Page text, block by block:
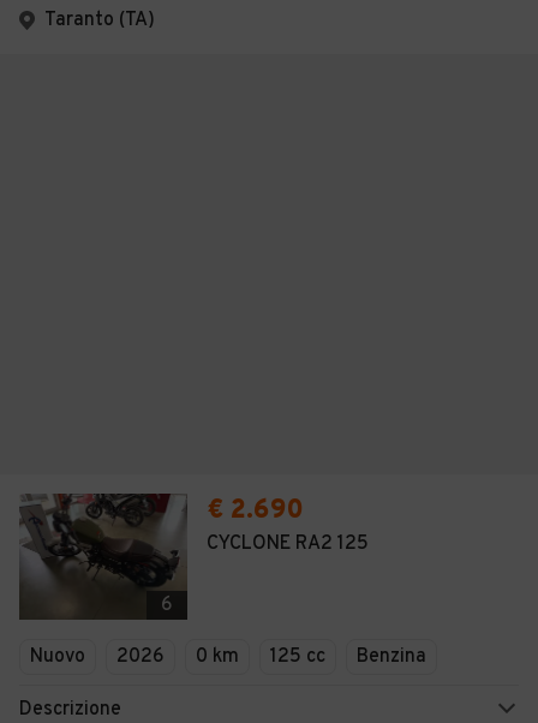
Taranto (TA)
6
€ 2.690
CYCLONE RA2 125
Nuovo 2026 0 km 125 cc Benzina
Descrizione